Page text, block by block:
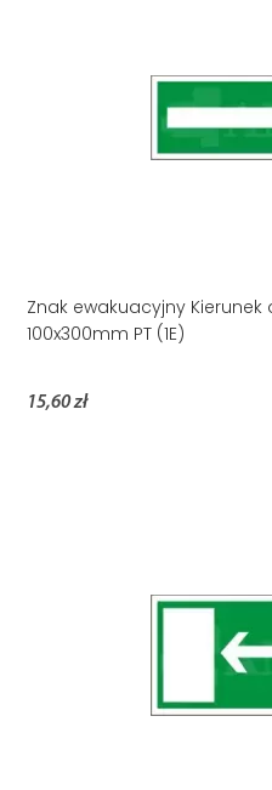
Znak ewakuacyjny
100x300mm PT (1E)
15,60 zł